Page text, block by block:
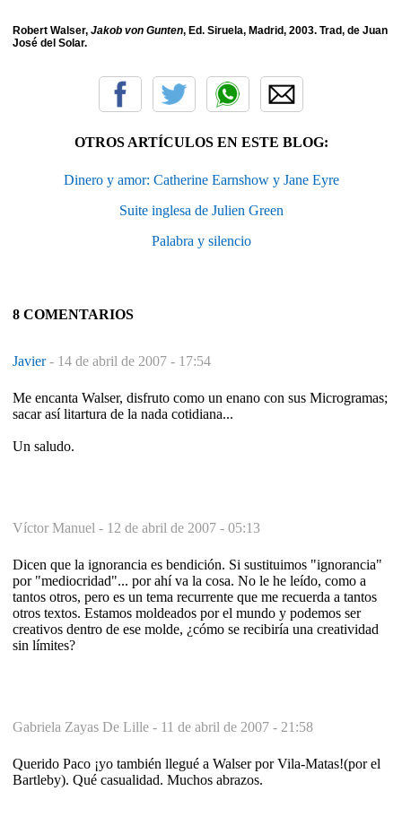
Robert Walser, Jakob von Gunten, Ed. Siruela, Madrid, 2003. Trad, de Juan
José del Solar.
OTROS ARTÍCULOS EN ESTE BLOG:
Dinero y amor: Catherine Earnshow y Jane Eyre
Suite inglesa de Julien Green
Palabra y silencio
8 COMENTARIOS
Javier- 14 de abril de 2007 - 17:54
Me encanta Walser, disfruto como un enano con sus Microgramas;
sacar así litartura de la nada cotidiana...
Un saludo.
Víctor Manuel - 12 de abril de 2007 - 05:13
Dicen que la ignorancia es bendición. Si sustituimos "ignorancia"
por "mediocridad"... por ahí va la cosa. No le he leído, como a
tantos otros, pero es un tema recurrente que me recuerda a tantos
otros textos. Estamos moldeados por el mundo y podemos ser
creativos dentro de ese molde, ¿cómo se recibiría una creatividad
sin límites?
Gabriela Zayas De Lille - 11 de abril de 2007 - 21:58
Querido Paco ¡yo también llegué a Walser por Vila-Matas!(por el
Bartleby). Qué casualidad. Muchos abrazos.